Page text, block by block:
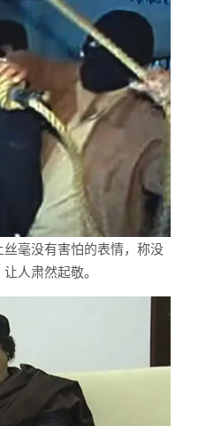
毫没有害怕的表情，称没
人肃然起敬。